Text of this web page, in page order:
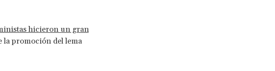
hicieron un gran
la promoción del lema